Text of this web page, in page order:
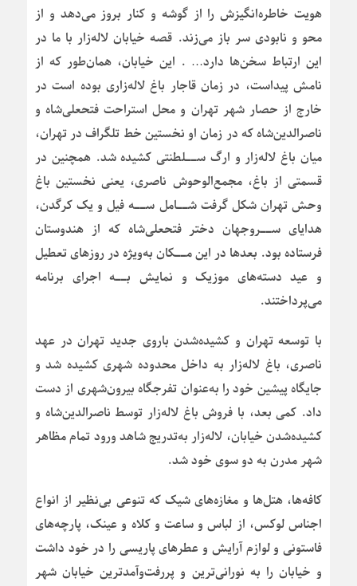
هویت خاطره‌انگیز‌ش را از گوشه و کنار بروز می‌دهد و از
محو و نابودی سر باز می‌زند. قصه خیابان لاله‌زار با ما در
این ارتباط سخن‌ها دارد… . این خیابان، همان‌طور که از
نامش پیداست، در زمان قاجار باغ لاله‌زاری بوده است در
خارج از حصار شهر تهران و محل استراحت فتحعلی‌شاه و
ناصرالدین‌شاه که در زمان او نخستین خط تلگراف در تهران،
میان باغ لاله‌زار و ارگ ســلطنتی کشیده شد. همچنین در
قسمتی از باغ، مجمع‌الوحوش ناصری، یعنی نخستین باغ
وحش تهران شکل گرفت شــامل ســه فیل و یک کرگدن،
هدایای ســروجهان دختر فتحعلی‌شاه که از هندوستان
فرستاده بود. بعدها در این مــکان به‌ویژه در روزهای تعطیل
و عید دسته‌های موزیک و نمایش بــه اجرای برنامه
می‌پرداختند.
با توسعه تهران و کشیده‌شدن باروی جدید تهران در عهد
ناصری، باغ لاله‌زار به داخل محدوده شهری کشیده شد و
جایگاه پیشین خود را به‌عنوان تفرجگاه بیرون‌شهری از دست
داد. کمی بعد، با فروش باغ لاله‌زار توسط ناصرالدین‌شاه و
کشیده‌شدن خیابان، لاله‌زار به‌تدریج شاهد ورود تمام مظاهر
شهر مدرن به دو سوی خود شد.
کافه‌ها، هتل‌ها و مغازه‌های شیک که تنوعی بی‌نظیر از انواع
اجناس لوکس، از لباس و ساعت و کلاه و عینک، پارچه‌های
فاستونی و لوازم آرایش و عطرهای پاریسی را در خود داشت
و خیابان را به نورانی‌ترین و پررفت‌وآمدترین خیابان شهر